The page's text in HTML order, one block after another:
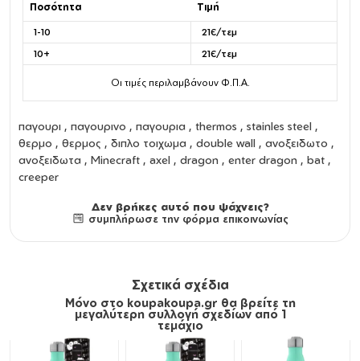
Ποσότητα Τιμή
1-10
21€/τεμ
10+
21€/τεμ
Οι τιμές περιλαμβάνουν Φ.Π.Α.
παγουρι , παγουρινο , παγουρια , thermos , stainles steel ,
θερμο , θερμος , διπλο τοιχωμα , double wall , ανοξειδωτο ,
ανοξειδωτα , Minecraft , axel , dragon , enter dragon , bat ,
creeper
Δεν βρήκες αυτό που ψάχνεις?
συμπλήρωσε την φόρμα επικοινωνίας
Σχετικά σχέδια
Μόνο στο koupakoupa.gr θα βρείτε τη
μεγαλύτερη συλλογή σχεδίων από 1
τεμάχιο